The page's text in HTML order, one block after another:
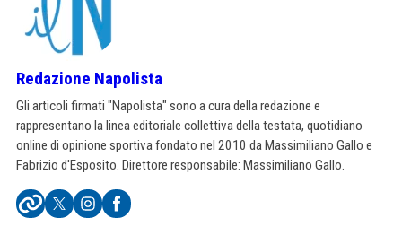
Redazione Napolista
Gli articoli firmati "Napolista" sono a cura della redazione e
rappresentano la linea editoriale collettiva della testata, quotidiano
online di opinione sportiva fondato nel 2010 da Massimiliano Gallo e
Fabrizio d'Esposito. Direttore responsabile: Massimiliano Gallo.